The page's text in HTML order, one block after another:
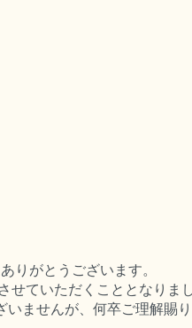
りがとうございます。
せていただくこととなりま
ませんが、何卒ご理解賜